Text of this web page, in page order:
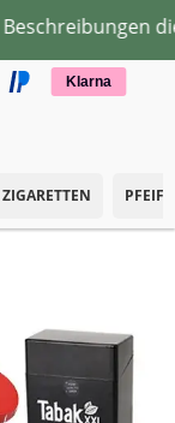
Klarna
ZIGARETTEN